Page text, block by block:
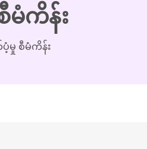
မံကိန်း
မှု စီမံကိန်း